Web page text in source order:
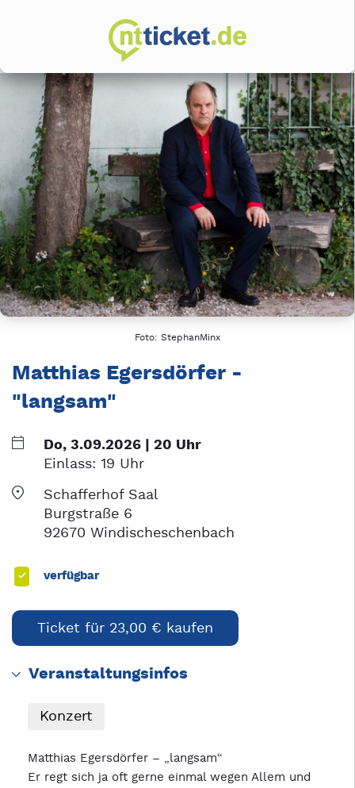
Foto: StephanMinx
Matthias Egersdörfer -
"langsam"
Do, 3.09.2026 | 20 Uhr
Einlass: 19 Uhr
Schafferhof Saal
Burgstraße 6
92670 Windischeschenbach
verfügbar
Ticket für 23,00 € kaufen
Veranstaltungsinfos
Konzert
Matthias Egersdörfer – „langsam“
Er regt sich ja oft gerne einmal wegen Allem und